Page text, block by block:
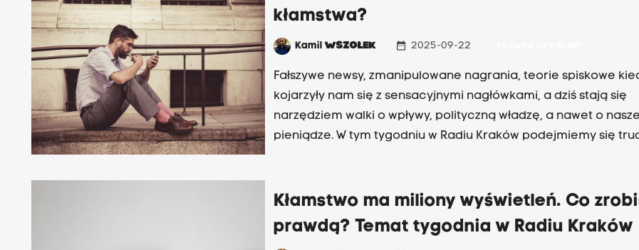
kłamstwa?
KamilWSZOŁEK date_range 2025-09-22
Fałszywe newsy, zmanipulowane nagrania, teorie spiskowe
kojarzyły nam się z sensacyjnymi nagłówkami, a dziś stają się
narzędziem walki o wpływy, polityczną władzę, a nawet o nasze
pieniądze. W tym tygodniu w Radiu Kraków podejmiemy się
Kłamstwo ma miliony wyświetleń. Co
prawdą? Temat tygodnia w Radiu Kraków